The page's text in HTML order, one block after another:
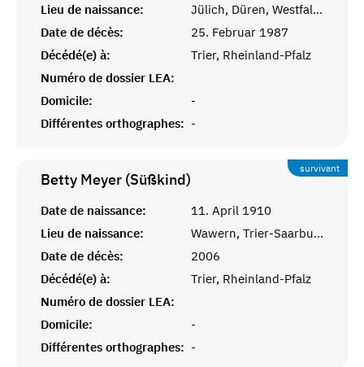
Lieu de naissance:
Jülich, Düren, Westfalen
Date de décès:
25. Februar 1987
Décédé(e) à:
Trier, Rheinland-Pfalz
Numéro de dossier LEA:
Domicile:
-
Différentes orthographes: -
survivant
Betty Meyer (Süßkind)
Date de naissance:
11. April 1910
Lieu de naissance:
Wawern, Trier-Saarburg
Date de décès:
2006
Décédé(e) à:
Trier, Rheinland-Pfalz
Numéro de dossier LEA:
Domicile:
-
Différentes orthographes: -